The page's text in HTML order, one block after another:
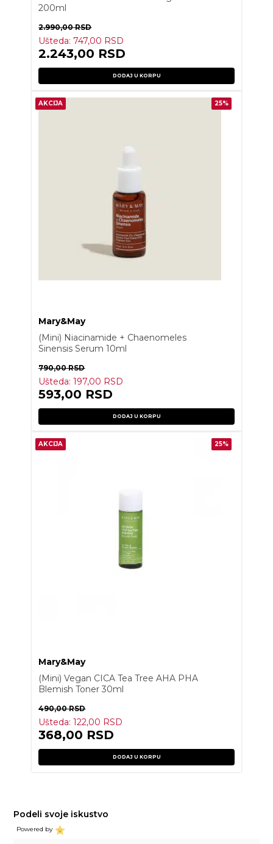
200ml
2.990,00RSD
Ušteda:747,00 RSD
2.243,00 RSD
DODAJ U KORPU
AKCIJA 25%
Mary&May
(Mini) Niacinamide + Chaenomeles
Sinensis Serum 10ml
790,00RSD
Ušteda:197,00 RSD
593,00 RSD
DODAJ U KORPU
AKCIJA 25%
Mary&May
(Mini) Vegan CICA Tea Tree AHA PHA
Blemish Toner 30ml
490,00RSD
Ušteda:122,00 RSD
368,00 RSD
DODAJ U KORPU
Podeli svoje iskustvo
Powered by